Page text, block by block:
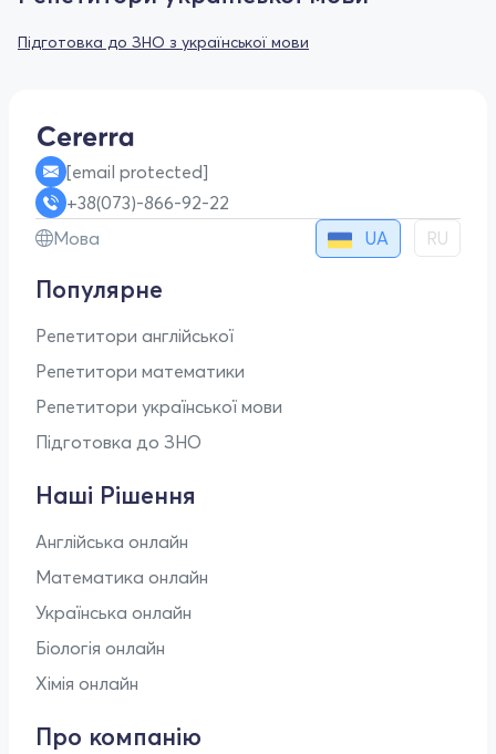
Підготовка до ЗНО з української мови
[email protected]
+38(073)-866-92-22
Мова
UA RU
Популярне
Репетитори англійської
Репетитори математики
Репетитори української мови
Підготовка до ЗНО
Наші Рішення
Англійська онлайн
Математика онлайн
Українська онлайн
Біологія онлайн
Хімія онлайн
Про компанію